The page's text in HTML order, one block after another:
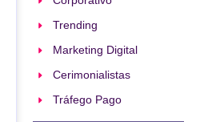
Trending
Marketing Digital
Cerimonialistas
Tráfego Pago